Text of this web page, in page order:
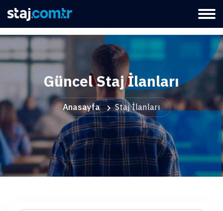
Güncel Staj İlanları
Anasayfa Staj İlanları